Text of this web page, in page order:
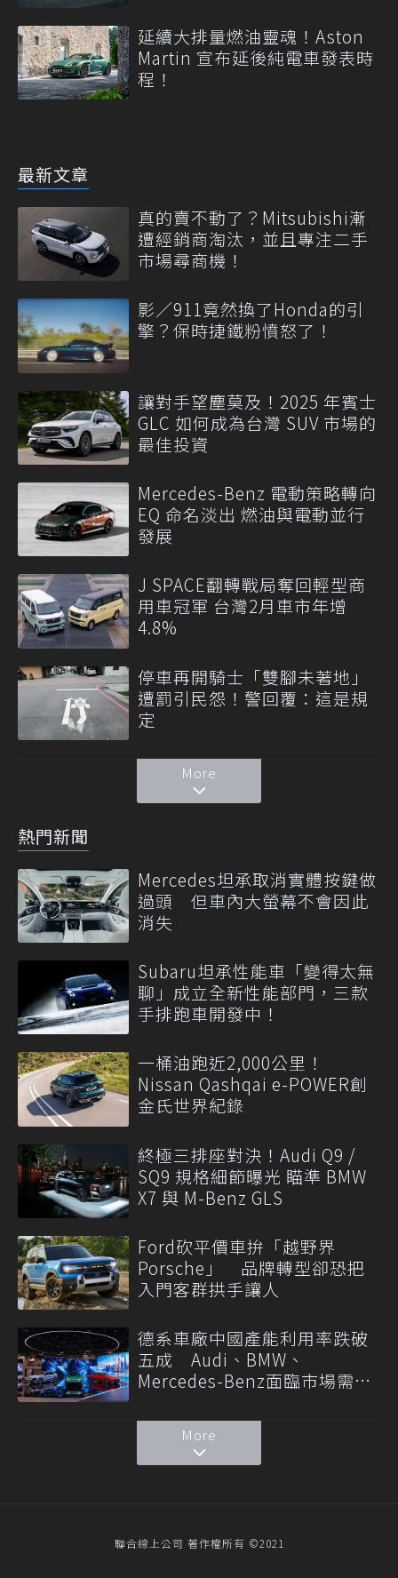
延續大排量燃油靈魂！Aston
Martin 宣布延後純電車發表時
程！
最新文章
真的賣不動了？Mitsubishi漸
遭經銷商淘汰，並且專注二手
市場尋商機！
影／911竟然換了Honda的引
擎？保時捷鐵粉憤怒了！
讓對手望塵莫及！2025 年賓士
GLC 如何成為台灣 SUV 市場的
最佳投資
Mercedes-Benz 電動策略轉向
EQ 命名淡出 燃油與電動並行
發展
J SPACE翻轉戰局奪回輕型商
用車冠軍 台灣2月車市年增
4.8%
停車再開騎士「雙腳未著地」
遭罰引民怨！警回覆：這是規
定
More
熱門新聞
Mercedes坦承取消實體按鍵做
過頭 但車內大螢幕不會因此
消失
Subaru坦承性能車「變得太無
聊」成立全新性能部門，三款
手排跑車開發中！
一桶油跑近2,000公里！
Nissan Qashqai e-POWER創
金氏世界紀錄
終極三排座對決！Audi Q9 /
SQ9 規格細節曝光 瞄準 BMW
X7 與 M-Benz GLS
Ford砍平價車拚「越野界
Porsche」 品牌轉型卻恐把
入門客群拱手讓人
德系車廠中國產能利用率跌破
五成 Audi、BMW、
Mercedes-Benz面臨市場需求
More
聯合線上公司 著作權所有 ©2021